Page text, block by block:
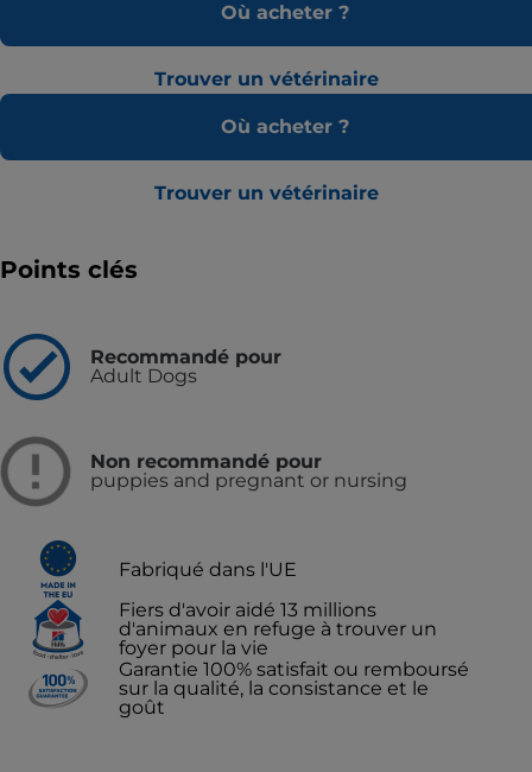
Où acheter ?
Trouver un vétérinaire
Où acheter ?
Trouver un vétérinaire
Points clés
Recommandé pour
Adult Dogs
Non recommandé pour
puppies and pregnant or nursing
Fabriqué dans l'UE
Fiers d'avoir aidé 13 millions
d'animaux en refuge à trouver un
foyer pour la vie
Garantie 100% satisfait ou remboursé
sur la qualité, la consistance et le
goût